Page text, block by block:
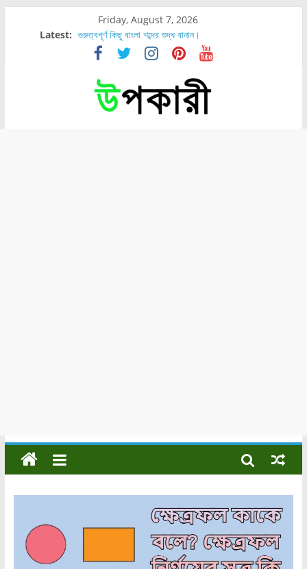
Friday, August 7, 2026
Latest: গুরুত্বপূর্ণ কিছু বাংলা শব্দের শুদ্ধ বানান।
শরীরের কোন অংশে বেডসোর বেশি হয়?
নাসাল টিউব কতদিন রাখা যায়?
রোগীর পিঠ, কোমর এবং পায়ে বেডসোর দেখা গেলে করণীয় কি?
পার্সিমন ফলের স্বাস্থ্য ও পুষ্টি উপকারিতা।